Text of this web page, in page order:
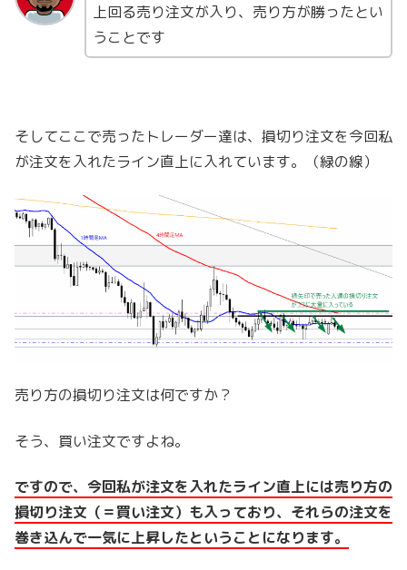
上回る売り注文が入り、売り方が勝ったとい
うことです
そしてここで売ったトレーダー達は、損切り注文を今回私
が注文を入れたライン直上に入れています。（緑の線）
売り方の損切り注文は何ですか？
そう、買い注文ですよね。
ですので、今回私が注文を入れたライン直上には売り方の
損切り注文（＝買い注文）も入っており、それらの注文を
巻き込んで一気に上昇したということになります。